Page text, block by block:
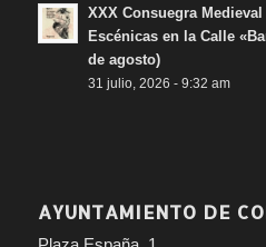
XXX Consuegra
Escénicas en la Calle
de agosto)
31 julio, 2026 - 9:32 am
AYUNTAMIENTO DE